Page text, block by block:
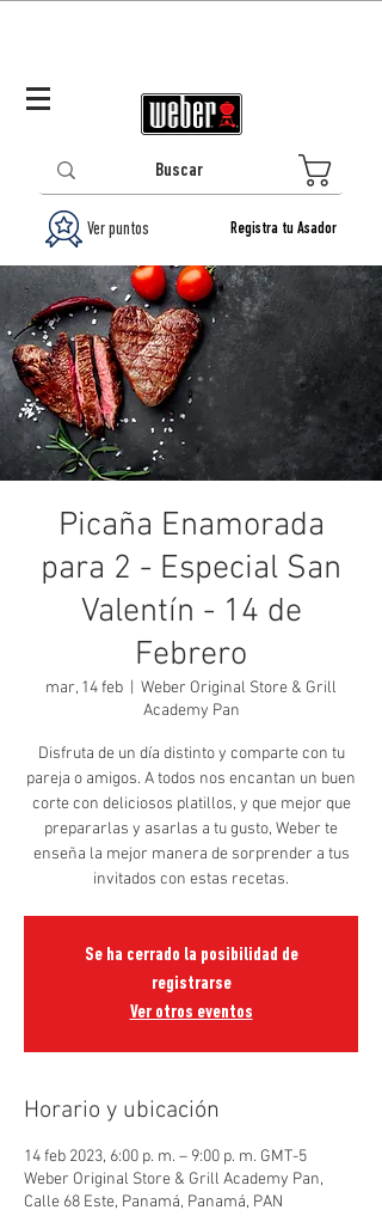
Ver puntos Registra tu Asador
Picaña Enamorada
para 2 - Especial San
Valentín - 14 de
Febrero
mar, 14 feb
Weber Original Store & Grill
Academy Pan
Disfruta de un día distinto y comparte con tu
pareja o amigos. A todos nos encantan un buen
corte con deliciosos platillos, y que mejor que
prepararlas y asarlas a tu gusto, Weber te
enseña la mejor manera de sorprender a tus
invitados con estas recetas.
Se ha cerrado la posibilidad de
registrarse
Ver otros eventos
Horario y ubicación
14 feb 2023, 6:00 p. m. – 9:00 p. m. GMT-5
Weber Original Store & Grill Academy Pan,
Calle 68 Este, Panamá, Panamá, PAN